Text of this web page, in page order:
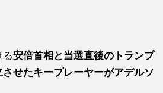
る安倍首相と当選直後のトランプ
せたキープレーヤーがアデルソ